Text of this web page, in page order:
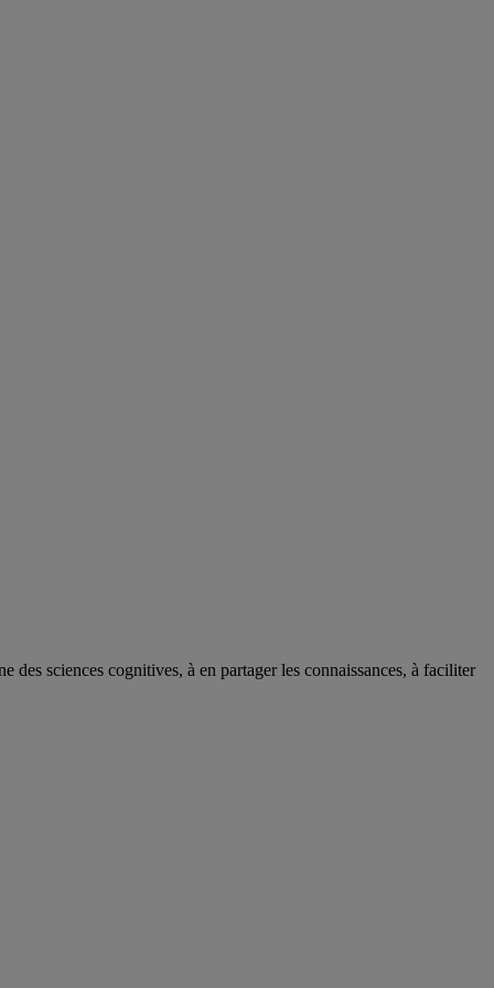
sciences cognitives, à en partager les connaissances, à faciliter